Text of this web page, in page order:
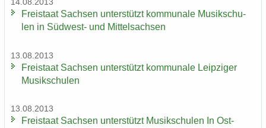
14.08.2013
Frei­staat Sach­sen un­ter­stützt kom­mu­na­le Mu­sik­schu­
len in Südwest-​ und Mit­tel­sach­sen
13.08.2013
Frei­staat Sach­sen un­ter­stützt kom­mu­na­le Leip­zi­ger
Mu­sik­schu­len
13.08.2013
Frei­staat Sach­sen un­ter­stützt Mu­sik­schu­len In Ost­